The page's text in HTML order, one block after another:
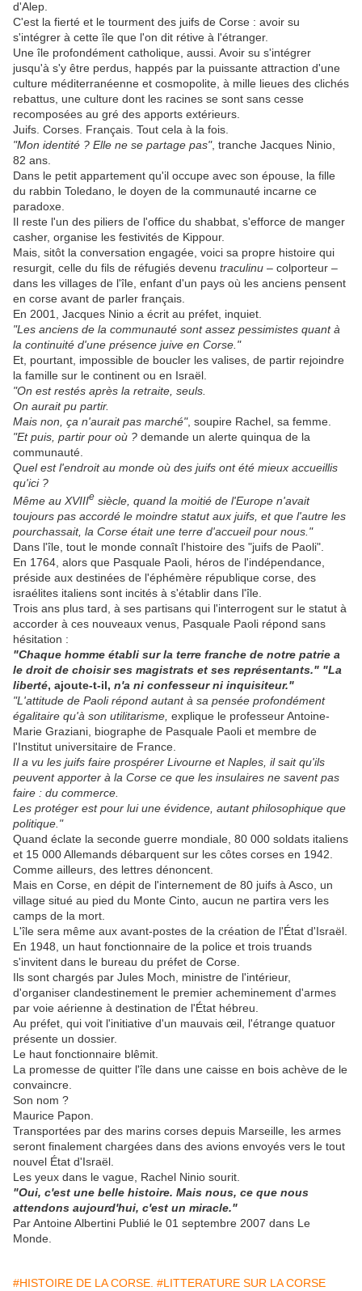
d'Alep.
C'est la fierté et le tourment des juifs de Corse : avoir su
s'intégrer à cette île que l'on dit rétive à l'étranger.
Une île profondément catholique, aussi. Avoir su s'intégrer
jusqu'à s'y être perdus, happés par la puissante attraction d'une
culture méditerranéenne et cosmopolite, à mille lieues des clichés
rebattus, une culture dont les racines se sont sans cesse
recomposées au gré des apports extérieurs.
Juifs. Corses. Français. Tout cela à la fois.
"Mon identité ? Elle ne se partage pas", tranche Jacques Ninio,
82 ans.
Dans le petit appartement qu'il occupe avec son épouse, la fille
du rabbin Toledano, le doyen de la communauté incarne ce
paradoxe.
Il reste l'un des piliers de l'office du shabbat, s'efforce de manger
casher, organise les festivités de Kippour.
Mais, sitôt la conversation engagée, voici sa propre histoire qui
resurgit, celle du fils de réfugiés devenu traculinu – colporteur –
dans les villages de l'île, enfant d'un pays où les anciens pensent
en corse avant de parler français.
En 2001, Jacques Ninio a écrit au préfet, inquiet.
"Les anciens de la communauté sont assez pessimistes quant à
la continuité d'une présence juive en Corse."
Et, pourtant, impossible de boucler les valises, de partir rejoindre
la famille sur le continent ou en Israël.
"On est restés après la retraite, seuls.
On aurait pu partir.
Mais non, ça n'aurait pas marché", soupire Rachel, sa femme.
"Et puis, partir pour où ? demande un alerte quinqua de la
communauté.
Quel est l'endroit au monde où des juifs ont été mieux accueillis
qu'ici ?
Même au XVIIIe siècle, quand la moitié de l'Europe n'avait
toujours pas accordé le moindre statut aux juifs, et que l'autre les
pourchassait, la Corse était une terre d'accueil pour nous."
Dans l'île, tout le monde connaît l'histoire des "juifs de Paoli".
En 1764, alors que Pasquale Paoli, héros de l'indépendance,
préside aux destinées de l'éphémère république corse, des
israélites italiens sont incités à s'établir dans l'île.
Trois ans plus tard, à ses partisans qui l'interrogent sur le statut à
accorder à ces nouveaux venus, Pasquale Paoli répond sans
hésitation :
"Chaque homme établi sur la terre franche de notre patrie a
le droit de choisir ses magistrats et ses représentants." "La
liberté, ajoute-t-il, n'a ni confesseur ni inquisiteur."
"L'attitude de Paoli répond autant à sa pensée profondément
égalitaire qu'à son utilitarisme, explique le professeur Antoine-
Marie Graziani, biographe de Pasquale Paoli et membre de
l'Institut universitaire de France.
Il a vu les juifs faire prospérer Livourne et Naples, il sait qu'ils
peuvent apporter à la Corse ce que les insulaires ne savent pas
faire : du commerce.
Les protéger est pour lui une évidence, autant philosophique que
politique."
Quand éclate la seconde guerre mondiale, 80 000 soldats italiens
et 15 000 Allemands débarquent sur les côtes corses en 1942.
Comme ailleurs, des lettres dénoncent.
Mais en Corse, en dépit de l'internement de 80 juifs à Asco, un
village situé au pied du Monte Cinto, aucun ne partira vers les
camps de la mort.
L'île sera même aux avant-postes de la création de l'État d'Israël.
En 1948, un haut fonctionnaire de la police et trois truands
s'invitent dans le bureau du préfet de Corse.
Ils sont chargés par Jules Moch, ministre de l'intérieur,
d'organiser clandestinement le premier acheminement d'armes
par voie aérienne à destination de l'État hébreu.
Au préfet, qui voit l'initiative d'un mauvais œil, l'étrange quatuor
présente un dossier.
Le haut fonctionnaire blêmit.
La promesse de quitter l'île dans une caisse en bois achève de le
convaincre.
Son nom ?
Maurice Papon.
Transportées par des marins corses depuis Marseille, les armes
seront finalement chargées dans des avions envoyés vers le tout
nouvel État d'Israël.
Les yeux dans le vague, Rachel Ninio sourit.
"Oui, c'est une belle histoire. Mais nous, ce que nous
attendons aujourd'hui, c'est un miracle."
Par Antoine Albertini Publié le 01 septembre 2007 dans Le
Monde.
#HISTOIRE DE LA CORSE. #LITTERATURE SUR LA CORSE